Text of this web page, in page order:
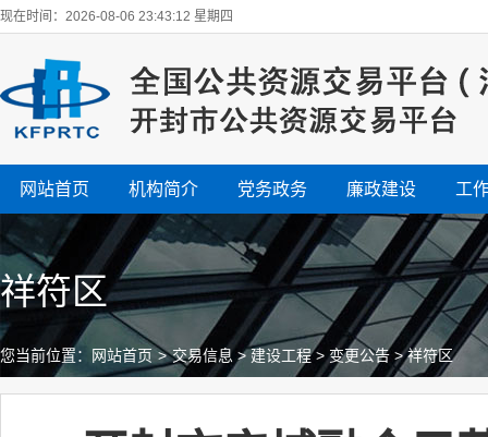
现在时间：2026-08-06 23:43:13 星期四
网站首页 机构简介 党务政务 廉政建设 工
祥符区
您当前位置： 网站首页 > 交易信息 >建设工程>变更公告 >祥符区